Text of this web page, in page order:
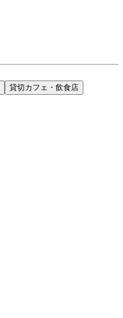
貸切カフェ・飲食店